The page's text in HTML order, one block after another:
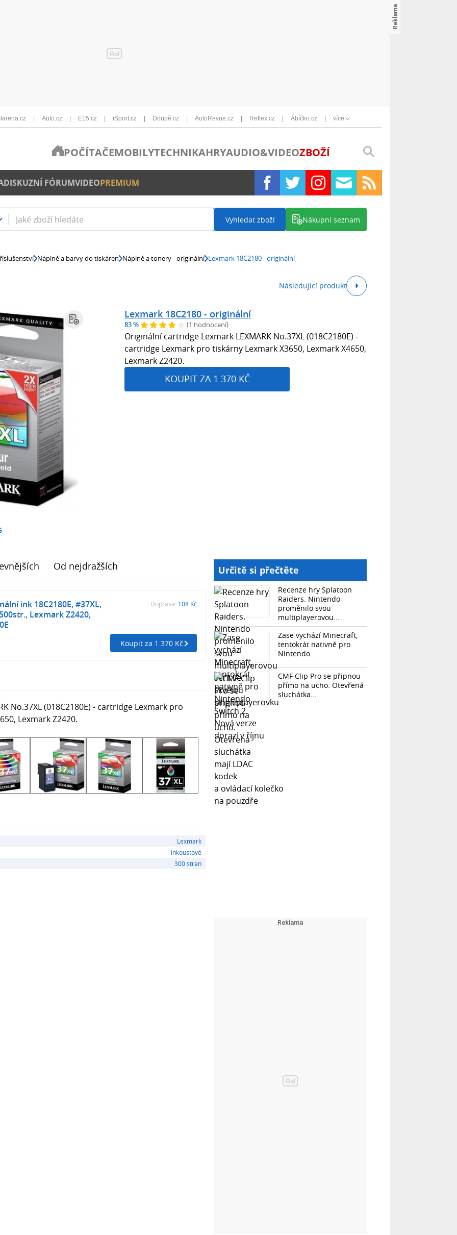
Auto.cz E15.cz iSport.cz Doupě.cz AutoRevue.cz Reflex.cz Ábíčko.cz více
POČÍTAČEMOBILYTECHNIKAHRYAUDIO&VIDEOZBOŽÍ
DISKUZNÍ FÓRUMVIDEOPREMIUM
Vyhledat zboží Nákupní seznam
Náplně a barvy do tiskáren Náplně a tonery - originální Lexmark 18C2180 - originální
Následující produkt
Lexmark 18C2180 - originální
83 % (1 hodnocení)
Originální cartridge Lexmark LEXMARK No.37XL (018C2180E) -
cartridge Lexmark pro tiskárny Lexmark X3650, Lexmark X4650,
Lexmark Z2420.
KOUPIT ZA 1 370 KČ
Od nejdražších
ink 18C2180E, #37XL,
Lexmark Z2420,
Doprava: 108 Kč
Koupit za 1 370 Kč
No.37XL (018C2180E) - cartridge Lexmark pro
Lexmark Z2420.
Lexmark
inkoustové
300 stran
Určitě si přečtěte
Recenze hry Splatoon
Raiders. Nintendo
proměnilo svou
multiplayerovou...
Zase vychází Minecraft,
tentokrát nativně pro
Nintendo...
CMF Clip Pro se připnou
přímo na ucho. Otevřená
sluchátka...